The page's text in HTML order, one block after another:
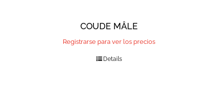
COUDE MÂLE
Registrarse para ver los precios
Details